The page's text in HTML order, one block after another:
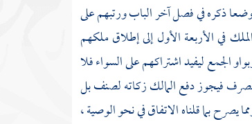
ذكره في فصل آخر الباب ورتبهم على
في الأربعة الأول إلى إطلاق ملكهم
الجمع ليفيد اشتراكهم على السواء فلا
فيجوز دفع المالك زكاته لصنف بل
يصرح بما قلناه الاتفاق في نحو الوصية ،